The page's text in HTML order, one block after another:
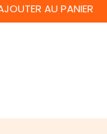
AU PANIER